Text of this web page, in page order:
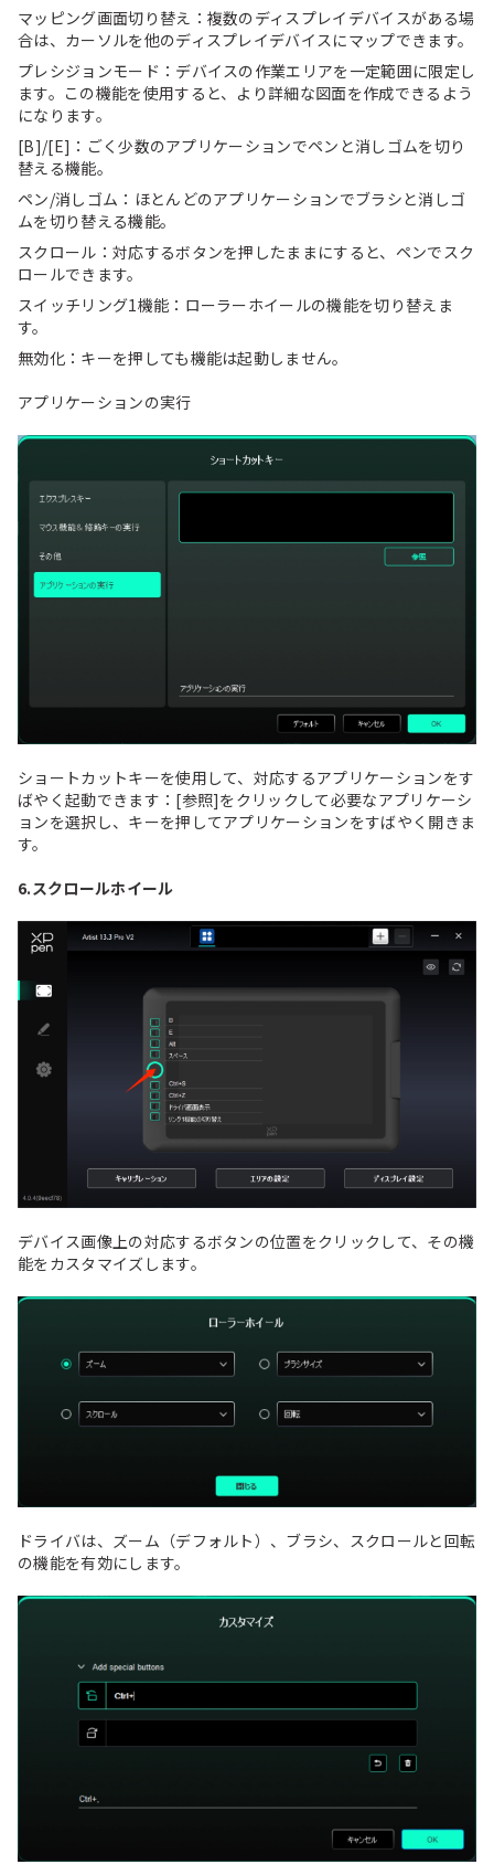
マッピング画面切り替え：複数のディスプレイデバイスがある場
合は、カーソルを他のディスプレイデバイスにマップできます。
プレシジョンモード：デバイスの作業エリアを一定範囲に限定し
ます。この機能を使用すると、より詳細な図面を作成できるよう
になります。
[B]/[E]：ごく少数のアプリケーションでペンと消しゴムを切り
替える機能。
ペン/消しゴム：ほとんどのアプリケーションでブラシと消しゴ
ムを切り替える機能。
スクロール：対応するボタンを押したままにすると、ペンでスク
ロールできます。
スイッチリング1機能：ローラーホイールの機能を切り替えま
す。
無効化：キーを押しても機能は起動しません。
アプリケーションの実行
ショートカットキーを使用して、対応するアプリケーションをす
ばやく起動できます：[参照]をクリックして必要なアプリケーシ
ョンを選択し、キーを押してアプリケーションをすばやく開きま
す。
6.スクロールホイール
デバイス画像上の対応するボタンの位置をクリックして、その機
能をカスタマイズします。
ドライバは、ズーム（デフォルト）、ブラシ、スクロールと回転
の機能を有効にします。